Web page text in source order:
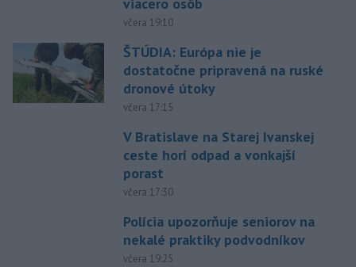
včera 19:10
ŠTÚDIA: Európa nie je
dostatočne pripravená na ruské
dronové útoky
včera 17:15
V Bratislave na Starej Ivanskej
ceste horí odpad a vonkajší
porast
včera 17:30
Polícia upozorňuje seniorov na
nekalé praktiky podvodníkov
včera 19:25